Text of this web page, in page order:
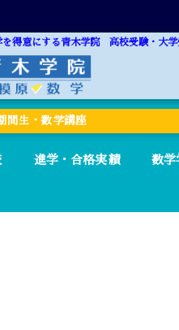
得意にする青木学院 高校受験・大学
間生・数学講座
進学・合格実績 数学